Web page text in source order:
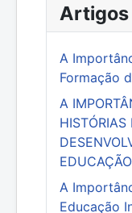
Artigos
A
Formação
A
HISTÓRIAS
A
Educação